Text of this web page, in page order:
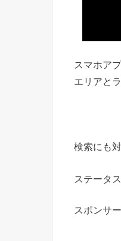
スマホア
エリアと
検索にも
ステータ
スポンサ